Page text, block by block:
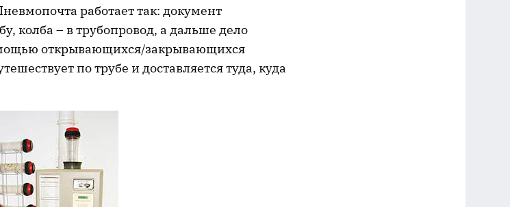
работает так: документ
колба – в трубопровод, а дальше дело
открывающихся/закрывающихся
по трубе и доставляется туда, куда